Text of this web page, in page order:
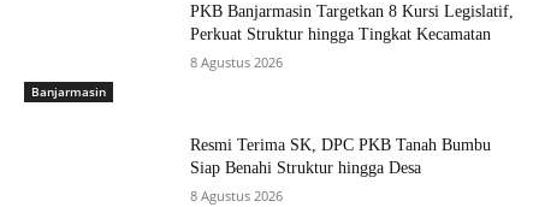
Banjarmasin
PKB Banjarmasin Targetkan 8 Kursi Legislatif,
Perkuat Struktur hingga Tingkat Kecamatan
8 Agustus 2026
Resmi Terima SK, DPC PKB Tanah Bumbu
Siap Benahi Struktur hingga Desa
8 Agustus 2026